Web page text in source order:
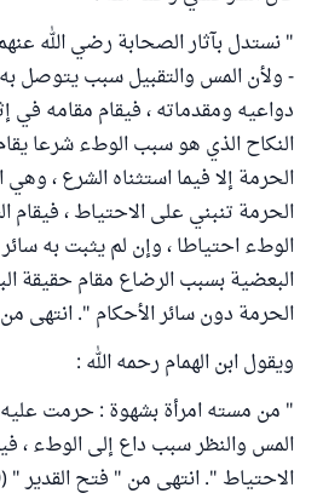
" نستدل بآثار الصحابة رضي الله
- ولأن المس والتقبيل سبب يتوصل
دواعيه ومقدماته ، فيقام مقامه في
النكاح الذي هو سبب الوطء شرعا
الحرمة إلا فيما استثناه الشرع ، وهي
الحرمة تنبني على الاحتياط ، فيقام
الوطء احتياطا ، وإن لم يثبت به
البعضية بسبب الرضاع مقام حقيقة
الحرمة دون سائر الأحكام ". انتهى من "
ويقول ابن الهمام رحمه الله :
" من مسته امرأة بشهوة : حرمت عليه
المس والنظر سبب داع إلى الوطء ،
الاحتياط ". انتهى من " فتح القدير " (3/2210).